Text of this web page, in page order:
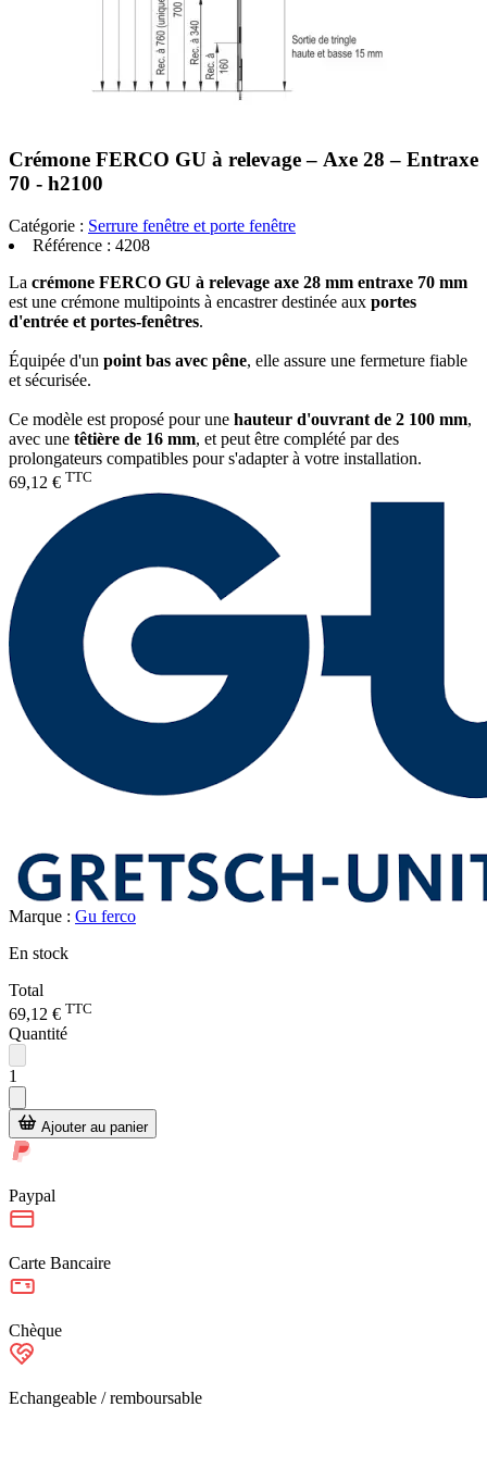
Crémone FERCO GU à relevage – Axe 28 – Entraxe
70 - h2100
Catégorie : Serrure fenêtre et porte fenêtre
Référence : 4208
La crémone FERCO GU à relevage axe 28 mm entraxe 70 mm
est une crémone multipoints à encastrer destinée aux portes
d'entrée et portes-fenêtres.
Équipée d'un point bas avec pêne, elle assure une fermeture fiable
et sécurisée.
Ce modèle est proposé pour une hauteur d'ouvrant de 2 100 mm,
avec une têtière de 16 mm, et peut être complété par des
prolongateurs compatibles pour s'adapter à votre installation.
69,12 € TTC
Marque : Gu ferco
En stock
Total
69,12 € TTC
Quantité
1
Ajouter au panier
Paypal
Carte Bancaire
Chèque
Echangeable / remboursable